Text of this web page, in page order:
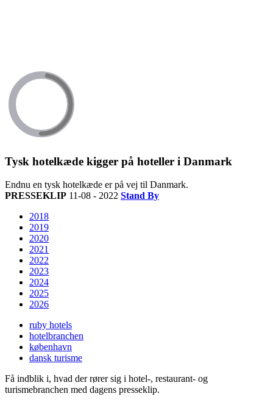
Tysk hotelkæde kigger på hoteller i Danmark
Endnu en tysk hotelkæde er på vej til Danmark.
PRESSEKLIP 11-08 - 2022 Stand By
2018
2019
2020
2021
2022
2023
2024
2025
2026
ruby hotels
hotelbranchen
københavn
dansk turisme
Få indblik i, hvad der rører sig i hotel-, restaurant- og
turismebranchen med dagens presseklip.